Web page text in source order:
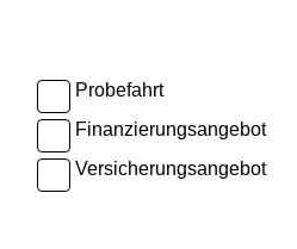
Probefahrt
Finanzierungsangebot
Versicherungsangebot